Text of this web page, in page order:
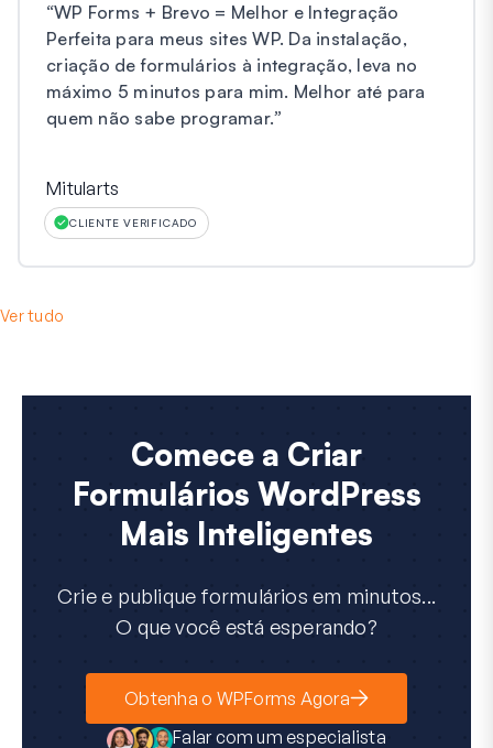
“WP Forms + Brevo = Melhor e Integração
Perfeita para meus sites WP. Da instalação,
criação de formulários à integração, leva no
máximo 5 minutos para mim. Melhor até para
quem não sabe programar.”
Mitularts
CLIENTE VERIFICADO
Ver tudo
Comece a Criar
Formulários WordPress
Mais Inteligentes
Crie e publique formulários em minutos...
O que você está esperando?
Obtenha o WPForms Agora
Falar com um especialista